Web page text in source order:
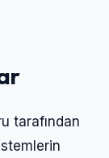
tarafından